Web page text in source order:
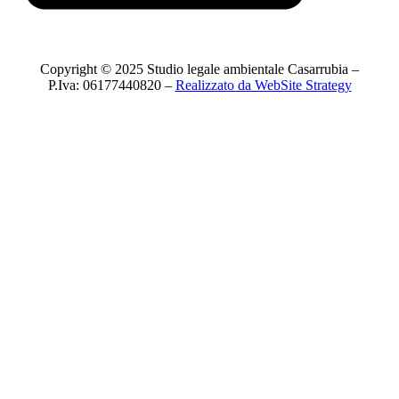
Copyright © 2025 Studio legale ambientale Casarrubia –
P.Iva: 06177440820 – Realizzato da WebSite Strategy